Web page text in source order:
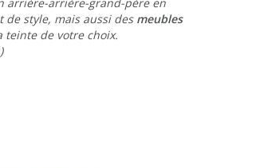
de style, mais aussi des meubles
teinte de votre choix.